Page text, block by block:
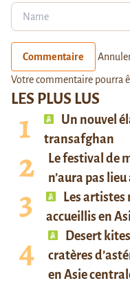
LES PLUS LUS
Un nouvel
transafghan
Le festival de
n’aura pas
Les artistes
accueillis en
Desert
cratères
en Asie
Commentaire
Votre commentaire pourra